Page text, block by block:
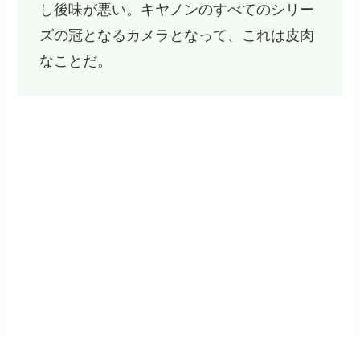
し後味が悪い。キヤノンのすべてのシリー
ズの冠となるカメラとなって、これは皮肉
なことだ。